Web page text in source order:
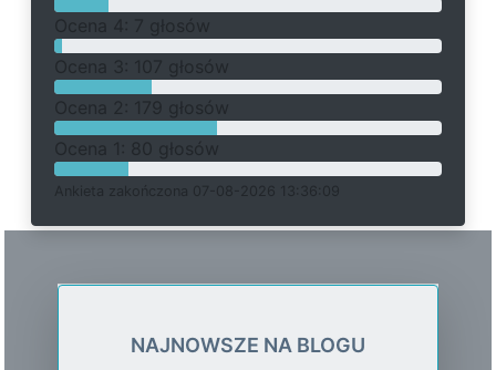
O
a 4: 7 głosów
O
a 3: 107 głosów
O
a 2: 179 głosów
O
a 1: 80 głosów
Ankieta a a 07-08-2026 13:36:09
NAJNOWSZE NA BLOGU